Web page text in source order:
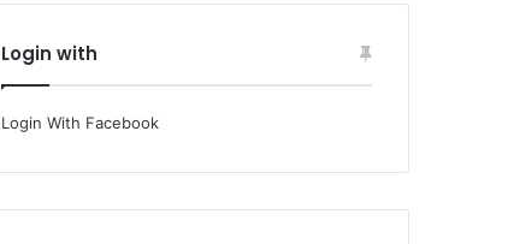
Login with
Login With Facebook